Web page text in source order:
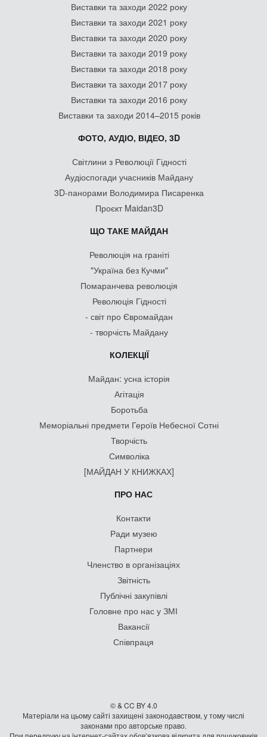
Виставки та заходи 2022 року
Виставки та заходи 2021 року
Виставки та заходи 2020 року
Виставки та заходи 2019 року
Виставки та заходи 2018 року
Виставки та заходи 2017 року
Виставки та заходи 2016 року
Виставки та заходи 2014–2015 років
ФОТО, АУДІО, ВІДЕО, 3D
Світлини з Революції Гідності
Аудіоспогади учасників Майдану
3D-панорами Володимира Писаренка
Проєкт Maidan3D
ЩО ТАКЕ МАЙДАН
Революція на граніті
"Україна без Кучми"
Помаранчева революція
Революція Гідності
- світ про Євромайдан
- творчість Майдану
КОЛЕКЦІЇ
Майдан: усна історія
Агітація
Боротьба
Меморіальні предмети Героїв Небесної Сотні
Творчість
Символіка
[МАЙДАН У КНИЖКАХ]
ПРО НАС
Контакти
Ради музею
Партнери
Членство в організаціях
Звітність
Публічні закупівлі
Головне про нас у ЗМІ
Вакансії
Співпраця
© & CC BY 4.0
Матеріали на цьому сайті захищені законодавством, у тому числі
законами про авторське право.